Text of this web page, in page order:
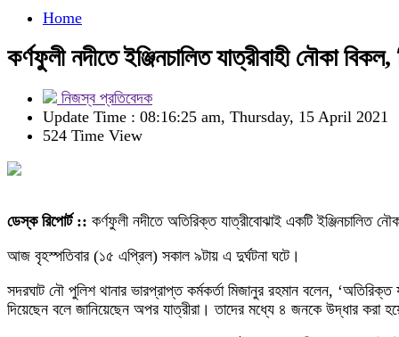
Home
কর্ণফুলী নদীতে ইঞ্জিনচালিত যাত্রীবাহী নৌকা
নিজস্ব প্রতিবেদক
Update Time : 08:16:25 am, Thursday, 15 April 2021
524 Time View
ডেস্ক রিপোর্ট :: কর্ণফুলী নদীতে অতিরিক্ত যাত্রীবোঝাই একটি ইঞ্জিনচালিত
আজ বৃহস্পতিবার (১৫ এপ্রিল) সকাল ৯টায় এ দুর্ঘটনা ঘটে।
সদরঘাট নৌ পুলিশ থানার ভারপ্রাপ্ত কর্মকর্তা মিজানুর রহমান বলেন,
দিয়েছেন বলে জানিয়েছেন অপর যাত্রীরা। তাদের মধ্যে ৪ জনকে উদ্ধার